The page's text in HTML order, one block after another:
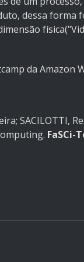
dessa forma
da Amazon
SACILOTTI,
FaSCi-